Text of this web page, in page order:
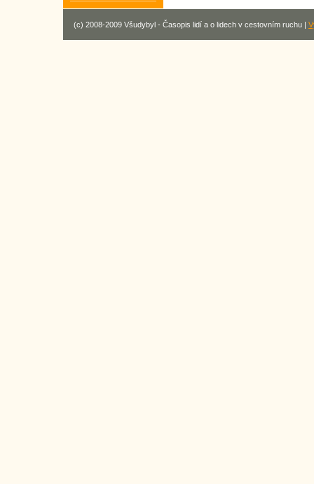
(c) 2008-2009 Všudybyl - Časopis lidí a o lidech v cestovním ruchu |